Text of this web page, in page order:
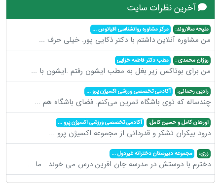
آخرین نظرات سایت
ملیحه سالاروند: مرکز مشاوره روانشناسی اقیانوس...
من مشاوره آنلاین داشتم با دکتر ذکایی پور. خیلی حرف ...
روژان محمدی : مطب دکتر فاطمه خزایی
من برای بوتاکس زیر بغل به مطب ایشون رفتم .ایشون با ...
رادین رحمانی: آکادمی تخصصی ورزشی اکسیژن پرو...
چندساله که توی باشگاه تمرین می‌کنم. فضای باشگاه هم ...
اورهان کامل و حسین کامل: آکادمی تخصصی ورزشی اکسیژن پرو...
درود بیکران تشکر و قدردانی از مجموعه اکسیژن پرو ...
زری: مجموعه دبیرستان دخترانه غیردول...
دخترم با دوستش در مدرسه جان افرین درس می خوند . ما ...